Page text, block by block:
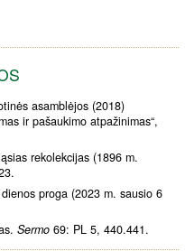
asamblėjos (2018)
ir pašaukimo atpažinimas“,
rekolekcijas (1896 m.
proga (2023 m. sausio 6
Sermo 69: PL 5, 440.441.